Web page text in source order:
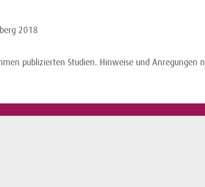
2018
publizierten Studien. Hinweise und Anregungen